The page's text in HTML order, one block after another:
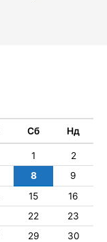
Сб Нд
1
2
8
9
15
16
22
23
29
30